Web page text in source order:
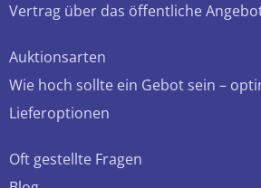
Vertrag über das öffentliche
Auktionsarten
Wie hoch sollte ein Gebot sein –
Lieferoptionen
Oft gestellte Fragen